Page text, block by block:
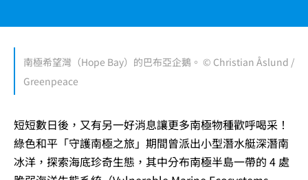
南極希望灣（Hope Bay）的巴布亞企鵝。 © Christian Åslund /
Greenpeace
短短數日後，又有另一好消息讓更多南極物種歡呼喝采！
綠色和平「守護南極之旅」期間曾派出小型潛水艇深潛南
冰洋，探索海底珍奇生態，其中分布南極半島一帶的 4 處